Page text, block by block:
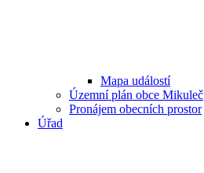
Mapa událostí
Územní plán obce Mikuleč
Pronájem obecních prostor
Úřad